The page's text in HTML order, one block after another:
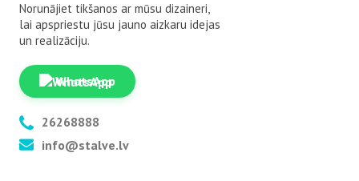
Norunājiet tikšanos ar mūsu dizaineri,
lai apspriestu jūsu jauno aizkaru idejas
un realizāciju.
WhatsApp
26268888
info@stalve.lv